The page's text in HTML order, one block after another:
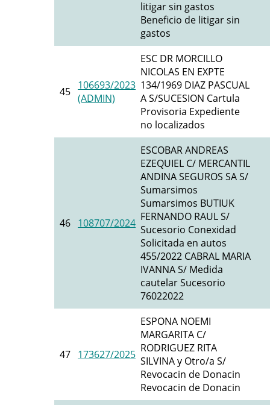
litigar sin gastos
Beneficio de litigar sin
gastos
45
106693/2023
(ADMIN)
ESC DR MORCILLO
NICOLAS EN EXPTE
134/1969 DIAZ PASCUAL
A S/SUCESION Cartula
Provisoria Expediente
no localizados
46 108707/2024
ESCOBAR ANDREAS
EZEQUIEL C/ MERCANTIL
ANDINA SEGUROS SA S/
Sumarsimos
Sumarsimos BUTIUK
FERNANDO RAUL S/
Sucesorio Conexidad
Solicitada en autos
455/2022 CABRAL MARIA
IVANNA S/ Medida
cautelar Sucesorio
76022022
47 173627/2025
ESPONA NOEMI
MARGARITA C/
RODRIGUEZ RITA
SILVINA y Otro/a S/
Revocacin de Donacin
Revocacin de Donacin